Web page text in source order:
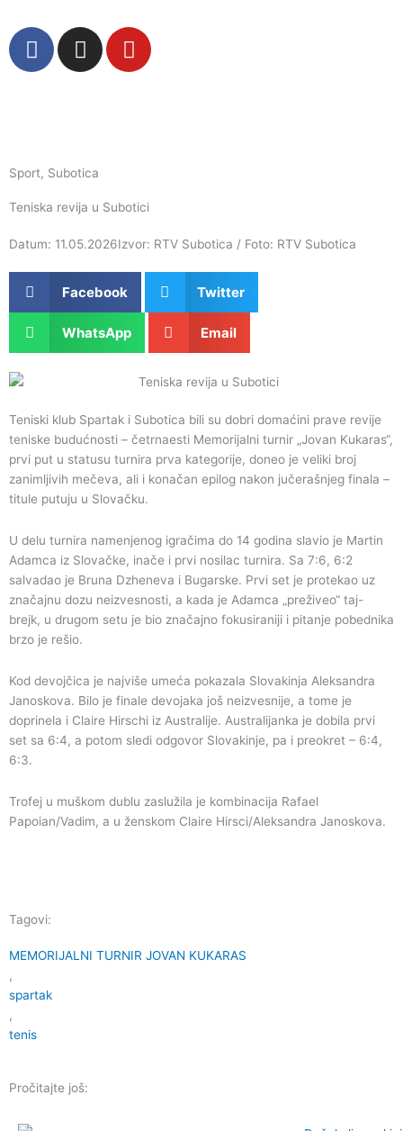
садржај
F
a
o
I
n
r
m
Y
o
Sport, Subotica
Teniska revija u Subotici
Datum: 11.05.2026Izvor: RTV Subotica / Foto: RTV Subotica
Facebook Twitter
WhatsApp Email
Teniski klub Spartak i Subotica bili su dobri domaćini prave revije
teniske budućnosti – četrnaesti Memorijalni turnir „Jovan Kukaras“,
prvi put u statusu turnira prva kategorije, doneo je veliki broj
zanimljivih mečeva, ali i konačan epilog nakon jučerašnjeg finala –
titule putuju u Slovačku.
U delu turnira namenjenog igračima do 14 godina slavio je Martin
Adamca iz Slovačke, inače i prvi nosilac turnira. Sa 7:6, 6:2
salvadao je Bruna Dzheneva i Bugarske. Prvi set je protekao uz
značajnu dozu neizvesnosti, a kada je Adamca „preživeo“ taj-
brejk, u drugom setu je bio značajno fokusiraniji i pitanje pobednika
brzo je rešio.
Kod devojčica je najviše umeća pokazala Slovakinja Aleksandra
Janoskova. Bilo je finale devojaka još neizvesnije, a tome je
doprinela i Claire Hirschi iz Australije. Australijanka je dobila prvi
set sa 6:4, a potom sledi odgovor Slovakinje, pa i preokret – 6:4,
6:3.
Trofej u muškom dublu zaslužila je kombinacija Rafael
Papoian/Vadim, a u ženskom Claire Hirsci/Aleksandra Janoskova.
Tagovi:
MEMORIJALNI TURNIR JOVAN KUKARAS
,
spartak
,
tenis
Pročitajte još: